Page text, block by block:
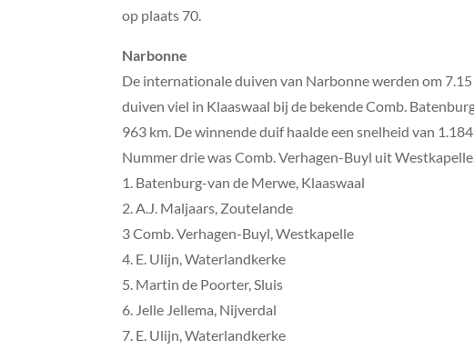
op plaats 70.
Narbonne
De internationale duiven van Narbonne werden om
duiven viel in Klaaswaal bij de bekende Comb.
963 km. De winnende duif haalde een snelheid van
Nummer drie was Comb. Verhagen-Buyl uit
1. Batenburg-van de Merwe, Klaaswaal
2. A.J. Maljaars, Zoutelande
3 Comb. Verhagen-Buyl, Westkapelle
4. E. Ulijn, Waterlandkerke
5. Martin de Poorter, Sluis
6. Jelle Jellema, Nijverdal
7. E. Ulijn, Waterlandkerke